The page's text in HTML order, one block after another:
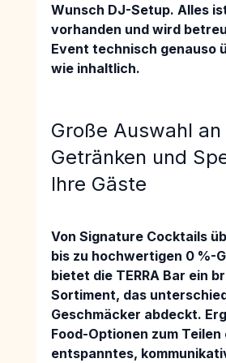
Wunsch DJ-Setup. Alles
vorhanden und wird
Event technisch genauso
wie inhaltlich.
Große Auswahl an
Getränken und
Ihre Gäste
Von Signature Cocktails
bis zu hochwertigen 0 %-
bietet die TERRA Bar ein
Sortiment, das
Geschmäcker abdeckt.
Food-Optionen zum
entspanntes,